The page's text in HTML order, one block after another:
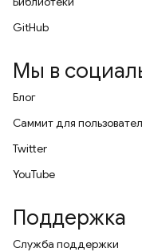
GitHub
Мы в
Блог
Саммит для
Twitter
YouTube
Поддержка
Служба поддержки